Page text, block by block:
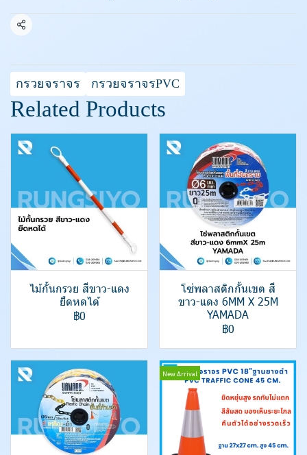
Share
กรวยจราจร กรวยจราจรPVC
Related Products
ไม้กั้นกรวย สีขาว-แดง
ยืดหดได้
฿0
โซ่พลาสติกกั้นเขต สี
ขาว-แดง 6MM X 25M
YAMADA
฿0
New Arrival